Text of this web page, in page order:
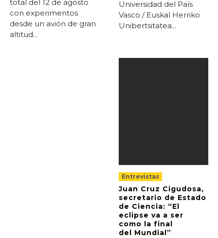
total del 12 de agosto
con experimentos
desde un avión de gran
altitud...
Universidad del País
Vasco / Euskal Herriko
Unibertsitatea...
Entrevistas
Juan Cruz Cigudosa,
secretario de Estado
de Ciencia: “El
eclipse va a ser
como la final
del Mundial”